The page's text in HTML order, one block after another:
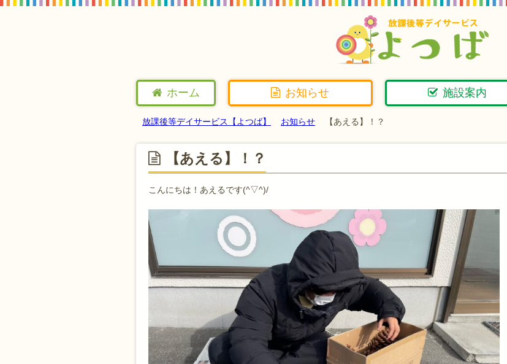
ホーム お知らせ 施設案内
放課後等デイサービス【よつば】 お知らせ 【あえる】！？
【あえる】！？
こんにちは！あえるです(^▽^)/